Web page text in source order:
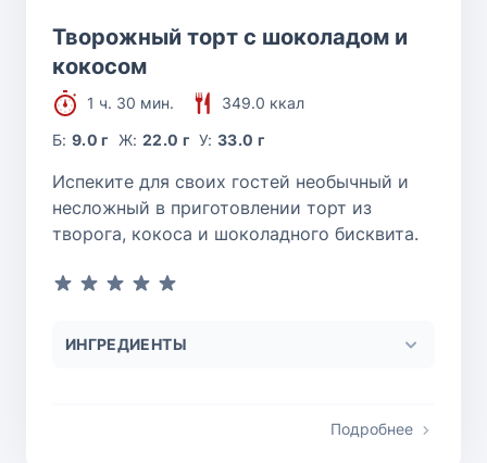
Творожный торт с шоколадом и
кокосом
1 ч. 30 мин.
349.0 ккал
Б:9.0 г Ж: 22.0 г У:33.0 г
Испеките для своих гостей необычный и
несложный в приготовлении торт из
творога, кокоса и шоколадного бисквита.
ИНГРЕДИЕНТЫ
Подробнее